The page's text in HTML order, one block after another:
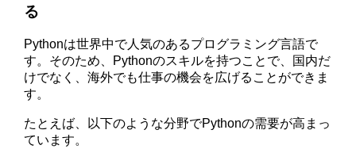
る
Pythonは世界中で人気のあるプログラミング言語で
す。そのため、Pythonのスキルを持つことで、国内だ
けでなく、海外でも仕事の機会を広げることができま
す。
たとえば、以下のような分野でPythonの需要が高まっ
ています。